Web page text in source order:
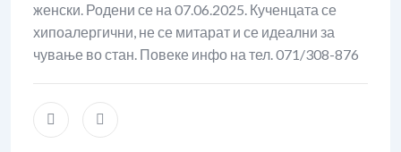
женски. Родени се на 07.06.2025. Кученцата се
хипоалергични, не се митарат и се идеални за
чување во стан. Повеке инфо на тел. 071/308-876